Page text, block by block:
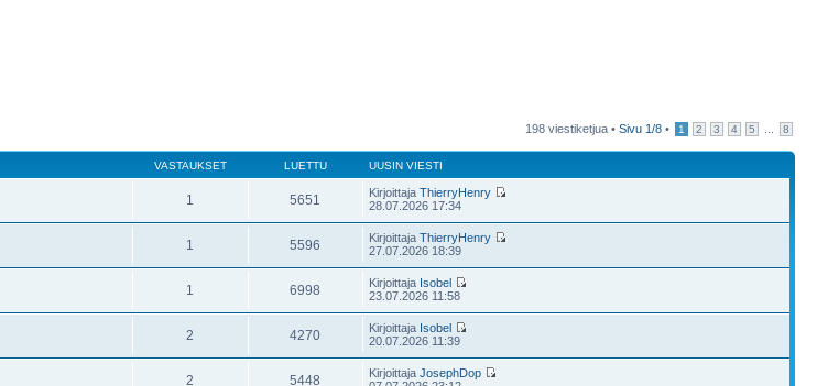
198 viestiketjua • Sivu 1/8 • 1 2 3 4 5 8
VASTAUKSET LUETTU UUSIN VIESTI
1 5651 KirjoittajaThierryHenry
28.07.2026 17:34
1 5596 KirjoittajaThierryHenry
27.07.2026 18:39
1 6998 Kirjoittaja Isobel
23.07.2026 11:58
2 4270 Kirjoittaja Isobel
20.07.2026 11:39
2 5448 KirjoittajaJosephDop